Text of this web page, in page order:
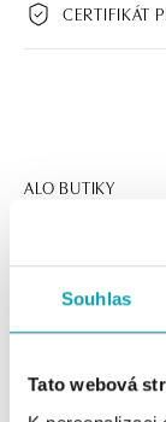
Souhlas
Tato webová
CERTIFIKÁT
ALO BUTIKY